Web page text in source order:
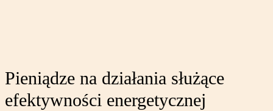
Pieniądze na działania służące
efektywności energetycznej